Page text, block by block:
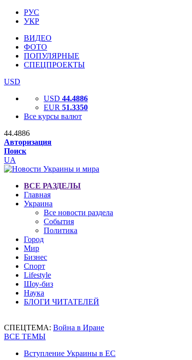
РУС
УКР
ВИДЕО
ФОТО
ПОПУЛЯРНЫЕ
СПЕЦПРОЕКТЫ
USD
USD 44.4886
EUR 51.3350
Все курсы валют
44.4886
Авторизация
Поиск
UA
ВСЕ РАЗДЕЛЫ
Главная
Украина
Все новости раздела
События
Политика
Город
Мир
Бизнес
Спорт
Lifestyle
Шоу-биз
Наука
БЛОГИ ЧИТАТЕЛЕЙ
СПЕЦТЕМА: Война в Иране
ВСЕ ТЕМЫ
Вступление Украины в ЕС